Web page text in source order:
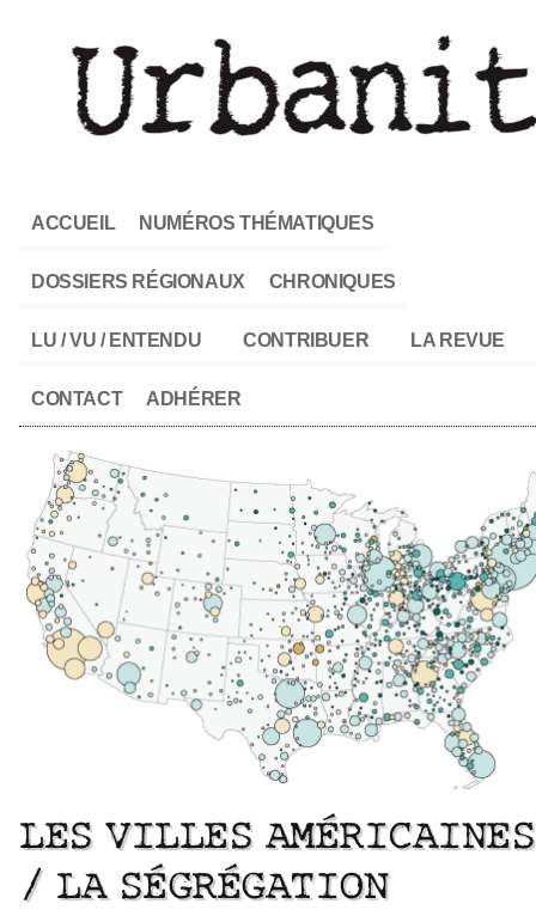
ACCUEIL NUMÉROS THÉMATIQUES
DOSSIERS RÉGIONAUX CHRONIQUES
LU / VU / ENTENDU CONTRIBUER LA REVUE
CONTACT ADHÉRER
LES VILLES AMÉRICAINES
/ LA SÉGRÉGATION